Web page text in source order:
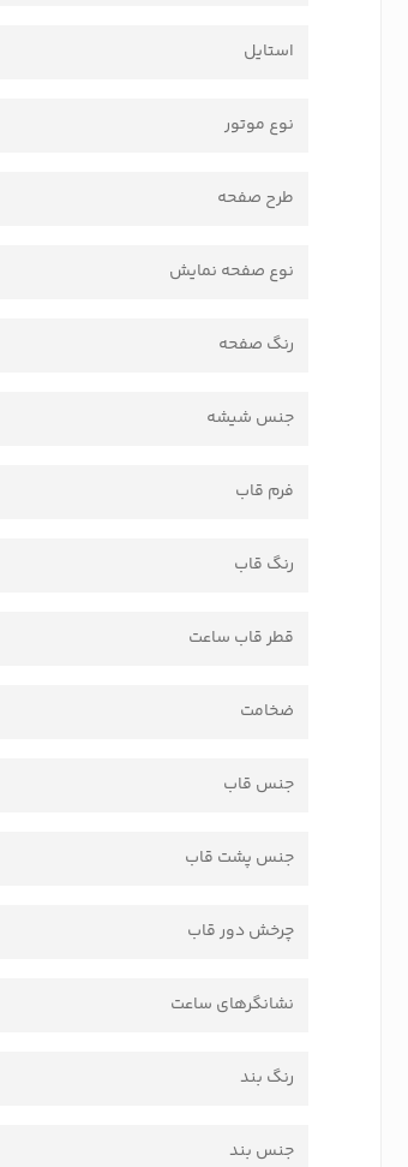
استایل
نوع موتور
طرح صفحه
نوع صفحه نمایش
رنگ صفحه
جنس شیشه
فرم قاب
رنگ قاب
قطر قاب ساعت
ضخامت
جنس قاب
جنس پشت قاب
چرخش دور قاب
نشانگرهای ساعت
رنگ بند
جنس بند